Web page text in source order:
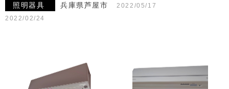
照明器具 兵庫県芦屋市
2022/02/24
2022/05/17